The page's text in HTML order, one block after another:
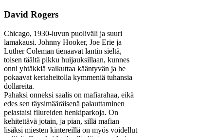
David Rogers
Chicago, 1930-luvun puoliväli ja suuri
lamakausi. Johnny Hooker, Joe Erie ja
Luther Coleman tienaavat lantin sieltä,
toisen täältä pikku huijauksillaan, kunnes
onni yhtäkkiä vaikuttaa kääntyvän ja he
pokaavat kertaheitolla kymmeniä tuhansia
dollareita.
Pahaksi onneksi saalis on mafiarahaa, eikä
edes sen täysimääräisenä palauttaminen
pelastaisi filureiden henkiparkoja. On
kehitettävä jotain, ja pian, sillä mafian
lisäksi miesten kintereillä on myös voidellut